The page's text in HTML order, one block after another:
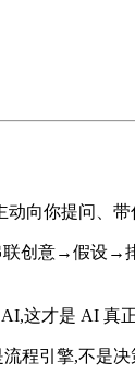
向你提问、带
联创意→假设→
这才是 AI 真
程引擎,不是决